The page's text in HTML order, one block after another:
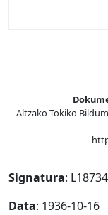
Altzako Tokiko
Signatura: L18734
Data: 1936-10-16